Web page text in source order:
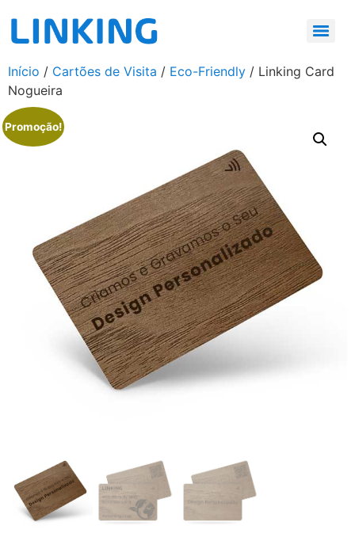
Início / Cartões de Visita / Eco-Friendly / Linking Card
Nogueira
Promoção!